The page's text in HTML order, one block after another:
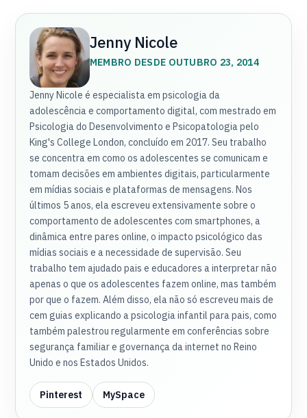
Jenny Nicole
MEMBRO DESDE OUTUBRO 23, 2014
Jenny Nicole é especialista em psicologia da
adolescência e comportamento digital, com mestrado em
Psicologia do Desenvolvimento e Psicopatologia pelo
King's College London, concluído em 2017. Seu trabalho
se concentra em como os adolescentes se comunicam e
tomam decisões em ambientes digitais, particularmente
em mídias sociais e plataformas de mensagens. Nos
últimos 5 anos, ela escreveu extensivamente sobre o
comportamento de adolescentes com smartphones, a
dinâmica entre pares online, o impacto psicológico das
mídias sociais e a necessidade de supervisão. Seu
trabalho tem ajudado pais e educadores a interpretar não
apenas o que os adolescentes fazem online, mas também
por que o fazem. Além disso, ela não só escreveu mais de
cem guias explicando a psicologia infantil para pais, como
também palestrou regularmente em conferências sobre
segurança familiar e governança da internet no Reino
Unido e nos Estados Unidos.
Pinterest MySpace